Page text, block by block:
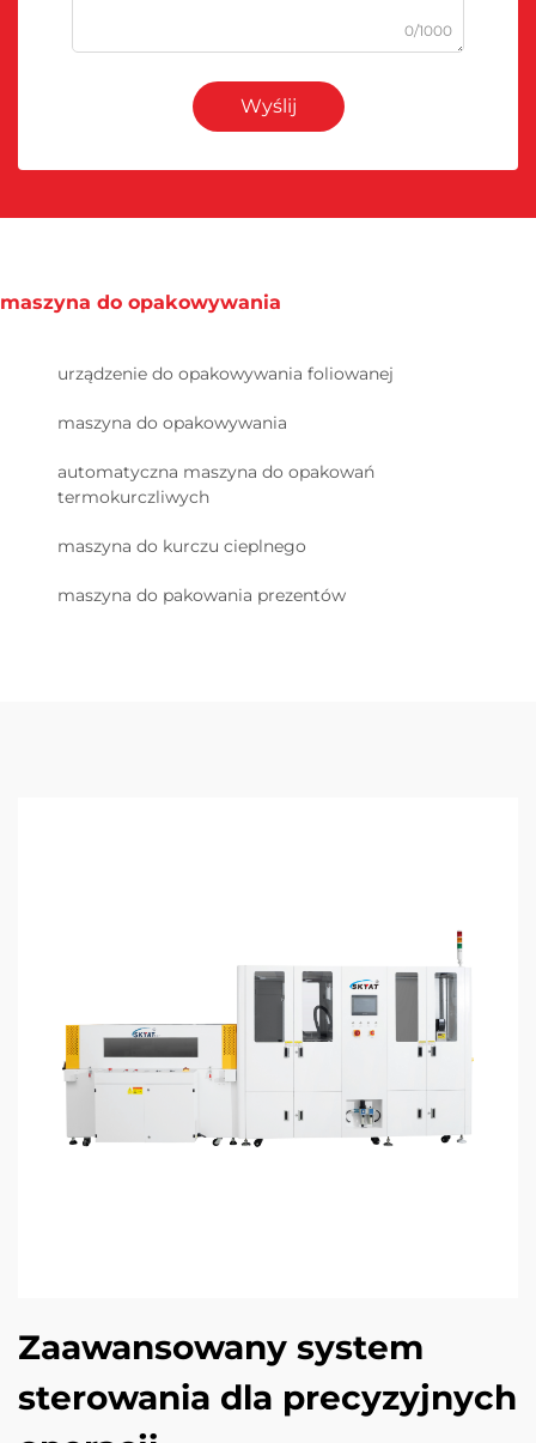
0/1000
Wyślij
maszyna do opakowywania
urządzenie do opakowywania foliowanej
maszyna do opakowywania
automatyczna maszyna do opakowań
termokurczliwych
maszyna do kurczu cieplnego
maszyna do pakowania prezentów
Zaawansowany system
sterowania dla precyzyjnych